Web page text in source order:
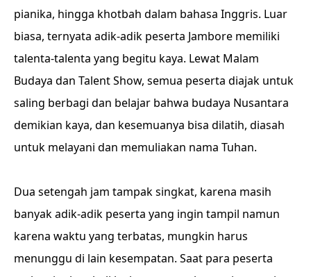
pianika, hingga khotbah dalam bahasa Inggris. Luar
biasa, ternyata adik-adik peserta Jambore memiliki
talenta-talenta yang begitu kaya. Lewat Malam
Budaya dan Talent Show, semua peserta diajak untuk
saling berbagi dan belajar bahwa budaya Nusantara
demikian kaya, dan kesemuanya bisa dilatih, diasah
untuk melayani dan memuliakan nama Tuhan.
Dua setengah jam tampak singkat, karena masih
banyak adik-adik peserta yang ingin tampil namun
karena waktu yang terbatas, mungkin harus
menunggu di lain kesempatan. Saat para peserta